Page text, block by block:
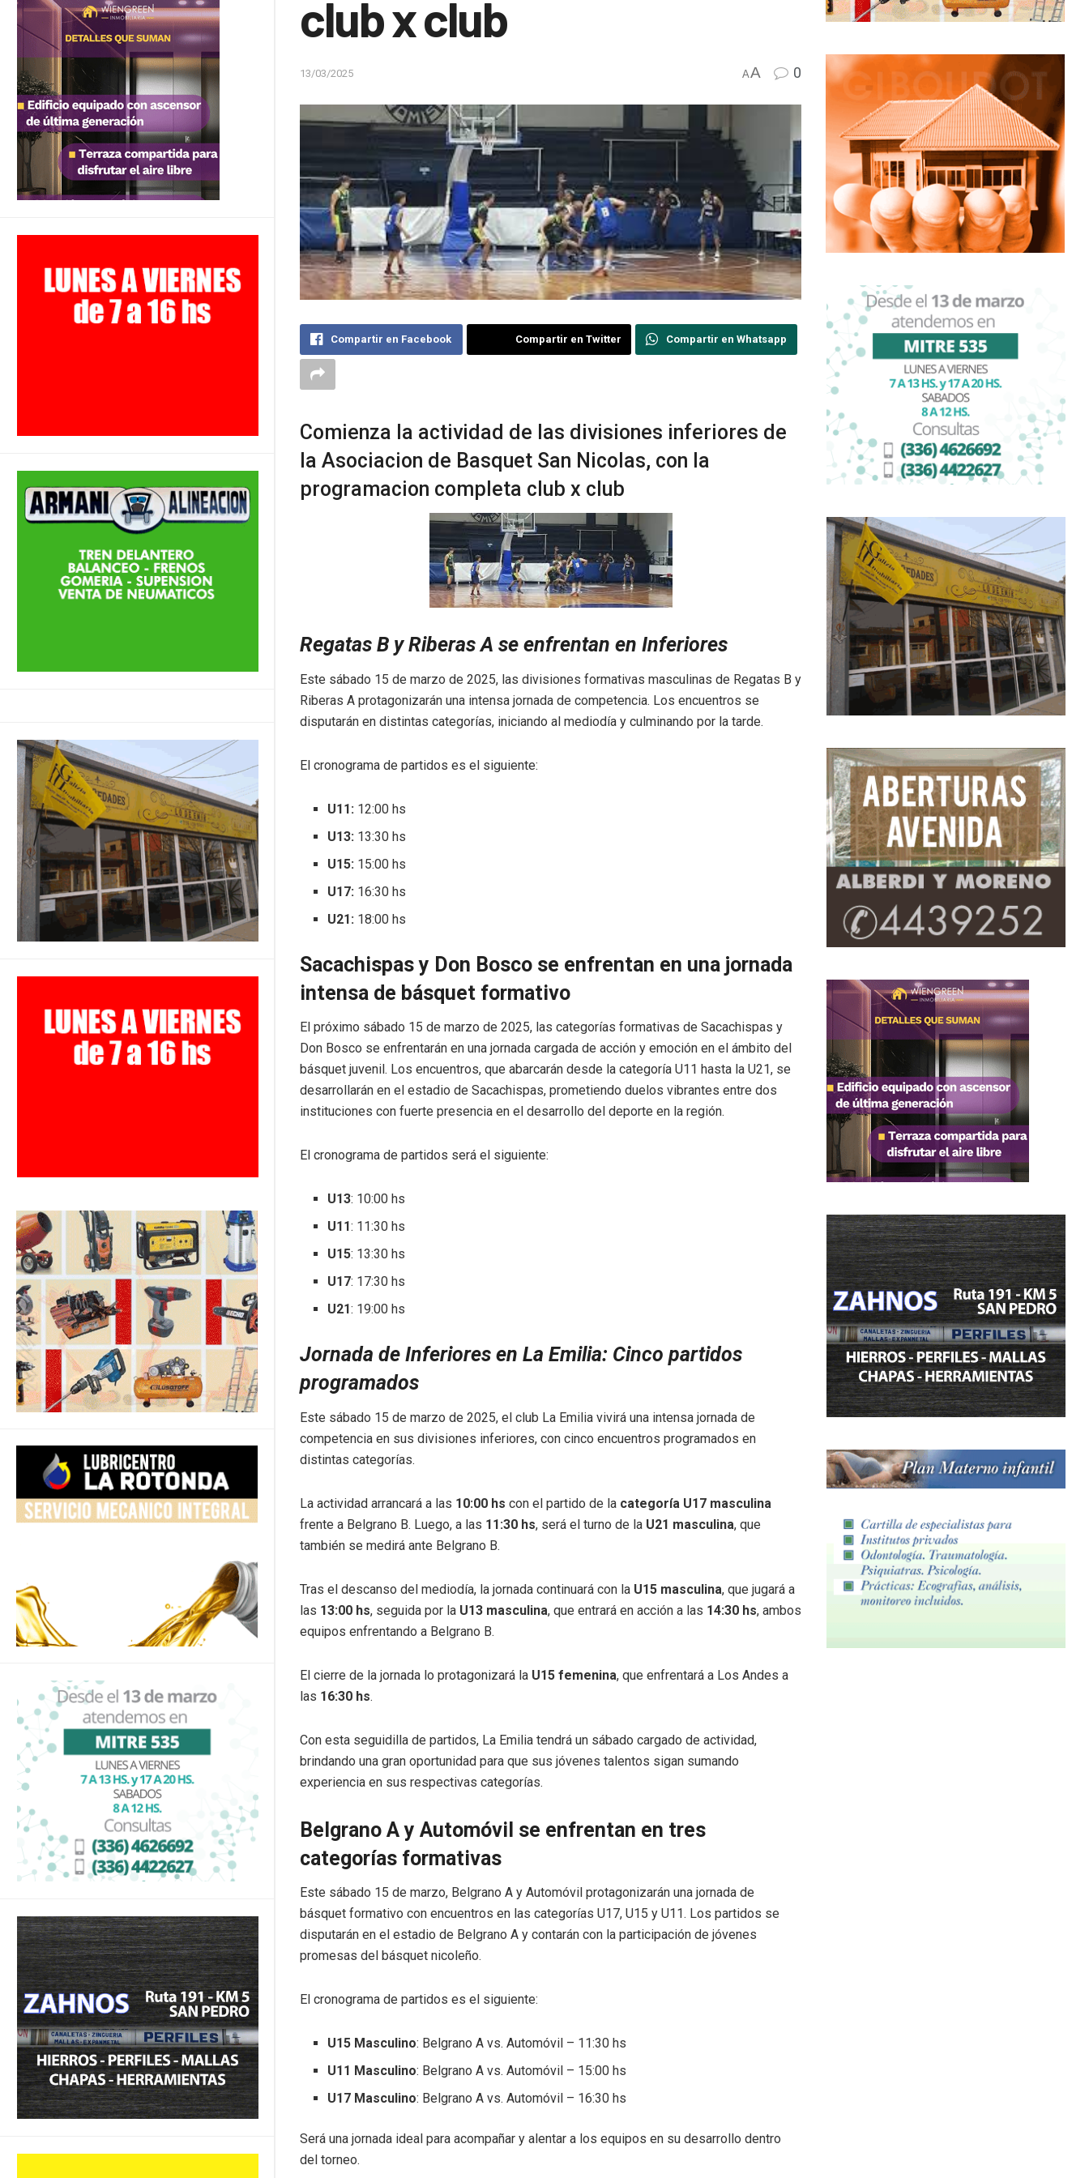
club x club
13/03/2025 AA 0
Compartir en Facebook Compartir en Twitter Compartir en Whatsapp
Comienza la actividad de las divisiones inferiores de
la Asociacion de Basquet San Nicolas, con la
programacion completa club x club
Regatas B y Riberas A se enfrentan en Inferiores
Este sábado 15 de marzo de 2025, las divisiones formativas masculinas de Regatas B y
Riberas A protagonizarán una intensa jornada de competencia. Los encuentros se
disputarán en distintas categorías, iniciando al mediodía y culminando por la tarde.
El cronograma de partidos es el siguiente:
U11: 12:00 hs
U13: 13:30 hs
U15: 15:00 hs
U17: 16:30 hs
U21: 18:00 hs
Sacachispas y Don Bosco se enfrentan en una jornada
intensa de básquet formativo
El próximo sábado 15 de marzo de 2025, las categorías formativas de Sacachispas y
Don Bosco se enfrentarán en una jornada cargada de acción y emoción en el ámbito del
básquet juvenil. Los encuentros, que abarcarán desde la categoría U11 hasta la U21, se
desarrollarán en el estadio de Sacachispas, prometiendo duelos vibrantes entre dos
instituciones con fuerte presencia en el desarrollo del deporte en la región.
El cronograma de partidos será el siguiente:
U13: 10:00 hs
U11: 11:30 hs
U15: 13:30 hs
U17: 17:30 hs
U21: 19:00 hs
Jornada de Inferiores en La Emilia: Cinco partidos
programados
Este sábado 15 de marzo de 2025, el club La Emilia vivirá una intensa jornada de
competencia en sus divisiones inferiores, con cinco encuentros programados en
distintas categorías.
La actividad arrancará a las 10:00 hs con el partido de la categoría U17 masculina
frente a Belgrano B. Luego, a las 11:30 hs, será el turno de la U21 masculina, que
también se medirá ante Belgrano B.
Tras el descanso del mediodía, la jornada continuará con la U15 masculina, que jugará a
las 13:00 hs, seguida por la U13 masculina, que entrará en acción a las 14:30 hs, ambos
equipos enfrentando a Belgrano B.
El cierre de la jornada lo protagonizará la U15 femenina, que enfrentará a Los Andes a
las 16:30 hs.
Con esta seguidilla de partidos, La Emilia tendrá un sábado cargado de actividad,
brindando una gran oportunidad para que sus jóvenes talentos sigan sumando
experiencia en sus respectivas categorías.
Belgrano A y Automóvil se enfrentan en tres
categorías formativas
Este sábado 15 de marzo, Belgrano A y Automóvil protagonizarán una jornada de
básquet formativo con encuentros en las categorías U17, U15 y U11. Los partidos se
disputarán en el estadio de Belgrano A y contarán con la participación de jóvenes
promesas del básquet nicoleño.
El cronograma de partidos es el siguiente:
U15 Masculino: Belgrano A vs. Automóvil – 11:30 hs
U11 Masculino: Belgrano A vs. Automóvil – 15:00 hs
U17 Masculino: Belgrano A vs. Automóvil – 16:30 hs
Será una jornada ideal para acompañar y alentar a los equipos en su desarrollo dentro
del torneo.